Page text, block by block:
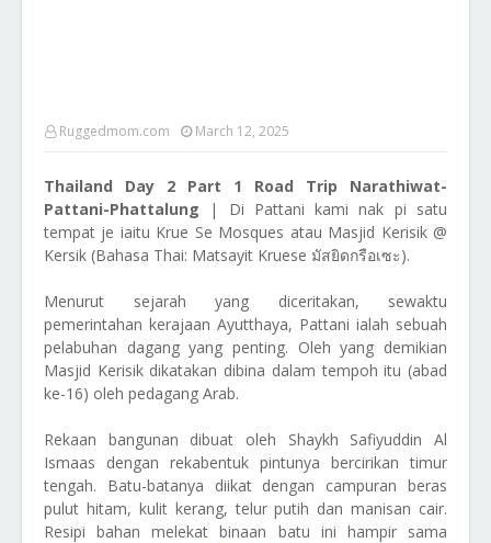
Ruggedmom.com March 12, 2025
Thailand Day 2 Part 1 Road Trip Narathiwat-
Pattani-Phattalung | Di Pattani kami nak pi satu
tempat je iaitu Krue Se Mosques atau Masjid Kerisik @
Kersik (Bahasa Thai: Matsayit Kruese มัสยิดกรือเซะ).
Menurut sejarah yang diceritakan, sewaktu
pemerintahan kerajaan Ayutthaya, Pattani ialah sebuah
pelabuhan dagang yang penting. Oleh yang demikian
Masjid Kerisik dikatakan dibina dalam tempoh itu (abad
ke-16) oleh pedagang Arab.
Rekaan bangunan dibuat oleh Shaykh Safiyuddin Al
Ismaas dengan rekabentuk pintunya bercirikan timur
tengah. Batu-batanya diikat dengan campuran beras
pulut hitam, kulit kerang, telur putih dan manisan cair.
Resipi bahan melekat binaan batu ini hampir sama